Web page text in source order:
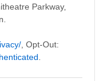
Parkway,
, Opt-Out: